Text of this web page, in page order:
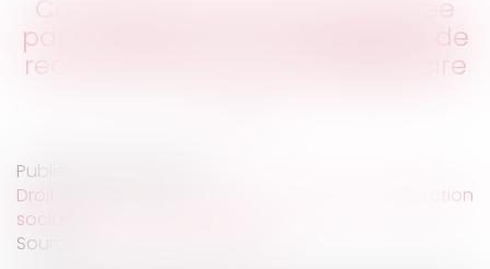
Contrainte : elle doit être signée
par le directeur de l’organisme de
recouvrement ou son délégataire
Publié le :
Droit du travail - Employeurs
Droit de la protection
sociale
Source :